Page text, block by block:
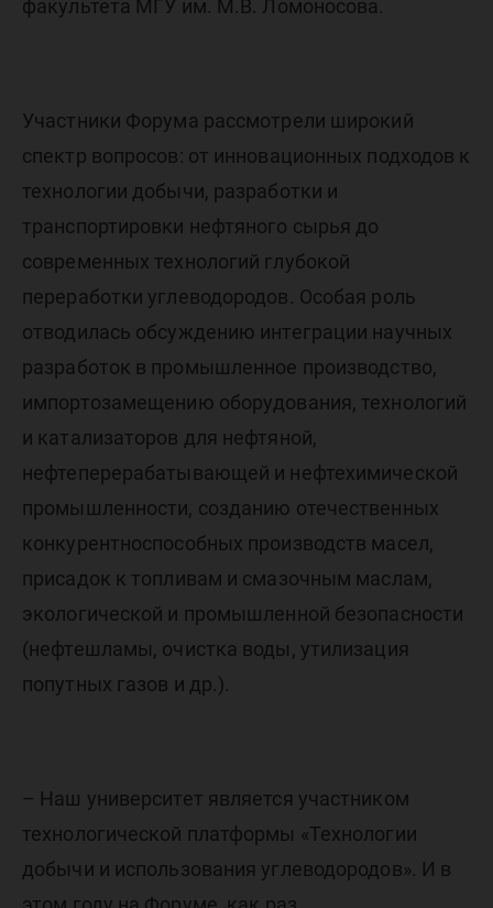
факультета МГУ им. М.В. Ломоносова.
Участники Форума рассмотрели широкий
спектр вопросов: от инновационных подходов к
технологии добычи, разработки и
транспортировки нефтяного сырья до
современных технологий глубокой
переработки углеводородов. Особая роль
отводилась обсуждению интеграции научных
разработок в промышленное производство,
импортозамещению оборудования, технологий
и катализаторов для нефтяной,
нефтеперерабатывающей и нефтехимической
промышленности, созданию отечественных
конкурентноспособных производств масел,
присадок к топливам и смазочным маслам,
экологической и промышленной безопасности
(нефтешламы, очистка воды, утилизация
попутных газов и др.).
– Наш университет является участником
технологической платформы «Технологии
добычи и использования углеводородов». И в